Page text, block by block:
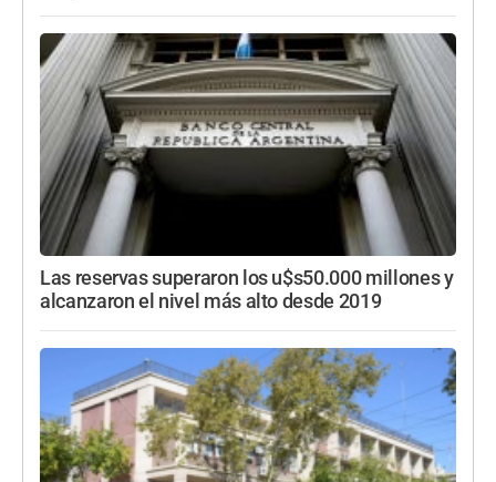
Las reservas superaron los u$s50.000 millones y
alcanzaron el nivel más alto desde 2019